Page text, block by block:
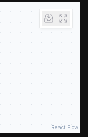
React Flow